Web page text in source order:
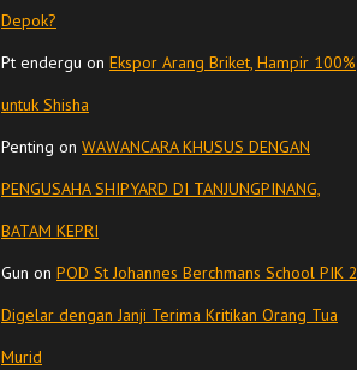
Depok?
Pt endergu on Ekspor Arang Briket, Hampir 100%
untuk Shisha
Penting on WAWANCARA KHUSUS DENGAN
PENGUSAHA SHIPYARD DI TANJUNGPINANG,
BATAM KEPRI
Gun on POD St Johannes Berchmans School PIK 2
Digelar dengan Janji Terima Kritikan Orang Tua
Murid